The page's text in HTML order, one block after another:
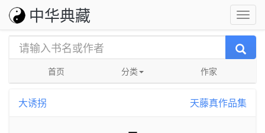
中华典藏
首页 分类 作家
大诱拐 天藤真作品集